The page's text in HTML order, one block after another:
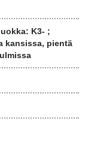
K3- ;
kansissa, pientä